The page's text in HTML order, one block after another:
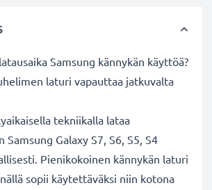
Samsung kännykän käyttöä?
laturi vapauttaa jatkuvalta
tekniikalla lataa
Galaxy S7, S6, S5, S4
Pienikokoinen kännykän laturi
sopii käytettäväksi niin kotona